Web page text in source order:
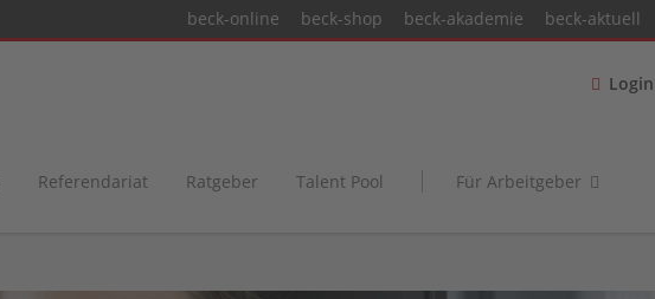
beck-online beck-shop beck-akademie beck-aktuell
Login
Referendariat Ratgeber Talent Pool Für Arbeitgeber